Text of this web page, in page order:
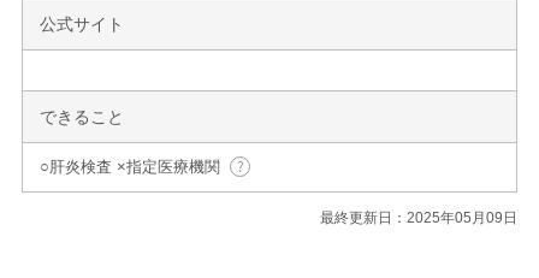
公式サイト
できること
○肝炎検査 ×指定医療機関
最終更新日：2025年05月09日